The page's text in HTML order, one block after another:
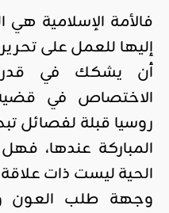
فالأمة الإسلامية
إليها للعمل على
أن يشكك في
الاختصاص في قضية
روسيا قبلة لفصائل
المباركة عندها،
الحية ليست ذات
وجهة طلب العون